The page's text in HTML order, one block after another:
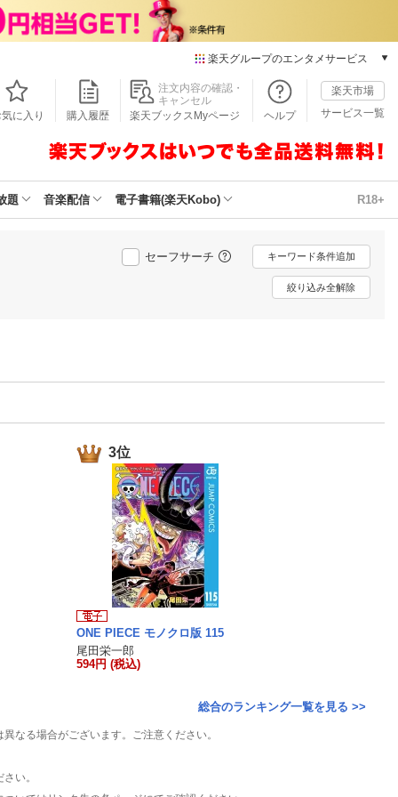
楽天グループのエンタメサービス
本/ゲーム/CD/DVD
楽天ブックス
楽天Kobo
動画配信
楽天TV
動画配信ガイド
チケット
エンタメニュース
気に入り 購入履歴
注文内容の確認・
キャンセル
楽天ブックスMyページ
ヘルプ
楽天市場
サービス一覧
題 音楽配信 電子書籍(楽天Kobo) R18+
セーフサーチ キーワード条件追加
絞り込み全解除
3位
ONE PIECE モノクロ版 115
尾田栄一郎
594円 (税込)
総合のランキング一覧を見る >>
なる場合がございます。ご注意ください。
い。